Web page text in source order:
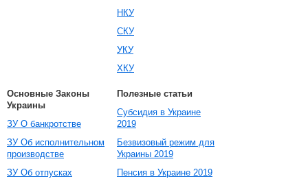
НКУ
СКУ
УКУ
ХКУ
Основные Законы
Украины
ЗУ О банкротстве
ЗУ Об исполнительном
производстве
ЗУ Об отпусках
Полезные статьи
Субсидия в Украине
2019
Безвизовый режим для
Украины 2019
Пенсия в Украине 2019